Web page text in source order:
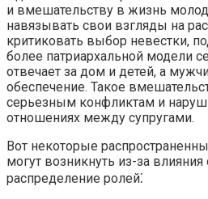
и вмешательству в жизнь
навязывать свои взгляды на
критиковать выбор невестки,
более патриархальной модели
отвечает за дом и детей, а
обеспечение. Такое
серьезным конфликтам и
отношениях между супругами.​
Вот некоторые
могут возникнуть из-за
распределение ролей⁚